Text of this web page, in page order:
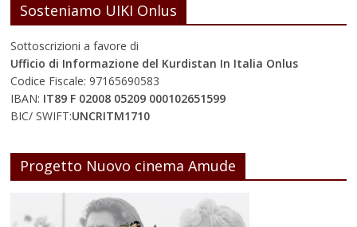
Sosteniamo UIKI Onlus
Sottoscrizioni a favore di
Ufficio di Informazione del Kurdistan In Italia Onlus
Codice Fiscale: 97165690583
IBAN: IT89 F 02008 05209 000102651599
BIC/ SWIFT:UNCRITM1710
Progetto Nuovo cinema Amude